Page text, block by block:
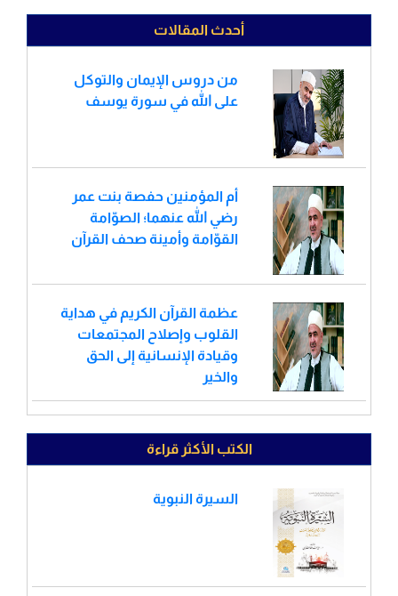
أحدث المقالات
من دروس الإيمان والتوكل
على الله في سورة يوسف
أم المؤمنين حفصة بنت عمر
رضي الله عنهما؛ الصوّامة
القوّامة وأمينة صحف القرآن
عظمة القرآن الكريم في هداية
القلوب وإصلاح المجتمعات
وقيادة الإنسانية إلى الحق
والخير
الكتب الأكثر قراءة
السيرة النبوية